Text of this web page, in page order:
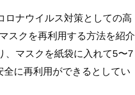
ナウイルス対策としての高
スクを再利用する方法を紹介
、マスクを紙袋に入れて5〜7
に再利用ができるとしてい